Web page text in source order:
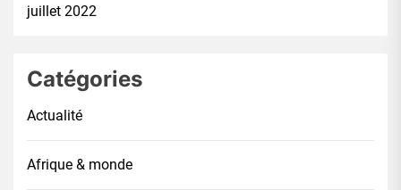
juillet 2022
Catégories
Actualité
Afrique & monde